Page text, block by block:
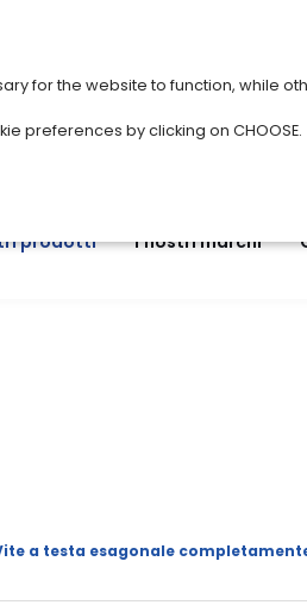
prodotti I nostri marchi
a testa esagonale
for the website to function, while
preferences by clicking on CHOOSE.